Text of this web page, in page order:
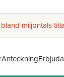
miljontals
Anteckning